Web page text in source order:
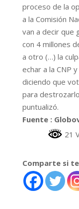
proceso de la
a la Comisión
van a decir que
con 4 millones
a otro (…) la
echar a la CNP
diciendo que
para
puntualizó.
Fuente :
21
Comparte si